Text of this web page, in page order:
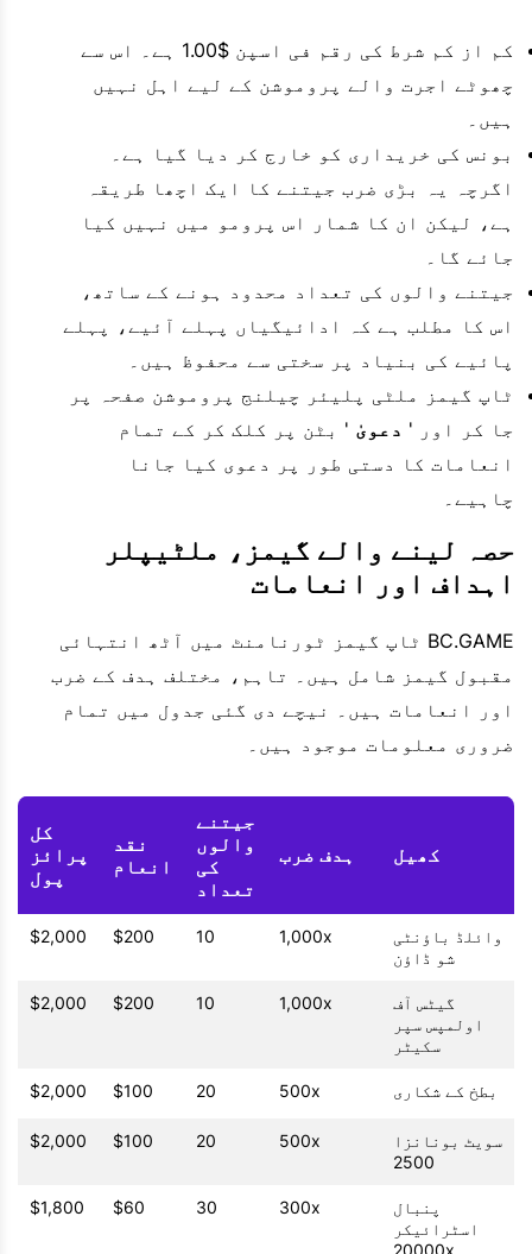
کم از کم شرط کی رقم فی اسپن $1.00 ہے۔ اس سے
چھوٹے اجرت والے پروموشن کے لیے اہل نہیں
ہیں۔
بونس کی خریداری کو خارج کر دیا گیا ہے۔
اگرچہ یہ بڑی ضرب جیتنے کا ایک اچھا طریقہ
ہے، لیکن ان کا شمار اس پرومو میں نہیں کیا
جائے گا۔
جیتنے والوں کی تعداد محدود ہونے کے ساتھ،
اس کا مطلب ہے کہ ادائیگیاں پہلے آئیے، پہلے
پائیے کی بنیاد پر سختی سے محفوظ ہیں۔
ٹاپ گیمز ملٹی پلیئر چیلنج پروموشن صفحہ پر
جا کر اور ' دعویٰ ' بٹن پر کلک کر کے تمام
انعامات کا دستی طور پر دعوی کیا جانا
چاہیے۔
حصہ لینے والے گیمز، ملٹیپلر
اہداف اور انعامات
BC.GAME ٹاپ گیمز ٹورنامنٹ میں آٹھ انتہائی
مقبول گیمز شامل ہیں۔ تاہم، مختلف ہدف کے ضرب
اور انعامات ہیں۔ نیچے دی گئی جدول میں تمام
ضروری معلومات موجود ہیں۔
کھیل ہدف ضرب
جیتنے
والوں
کی
تعداد
نقد
انعام
کل
پرائز
پول
وائلڈ باؤنٹی
شو ڈاؤن
1,000x
10
$200
$2,000
گیٹس آف
اولمپس سپر
سکیٹر
1,000x
10
$200
$2,000
بطخ کے شکاری 500x
20
$100
$2,000
سویٹ بونانزا
2500
500x
20
$100
$2,000
پنبال
اسٹرائیکر
20000x
300x
30
$60
$1,800